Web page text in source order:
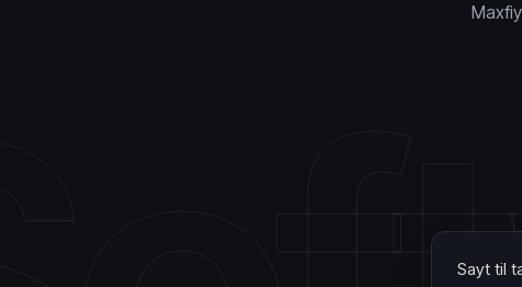
Sayt til